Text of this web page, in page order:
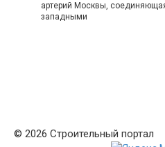
артерий Москвы,
западными
© 2026 Строительный портал